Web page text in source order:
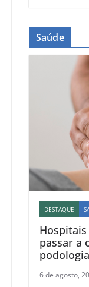
Saúde
DESTAQUE
passar a
6 de agosto,